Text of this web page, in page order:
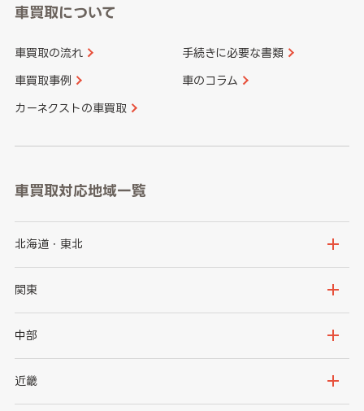
車買取について
車買取の流れ 手続きに必要な書類
車買取事例 車のコラム
カーネクストの車買取
車買取対応地域一覧
北海道・東北
北海道
岩手県
秋田県
関東
茨城県
群馬県
中部
新潟県
近畿